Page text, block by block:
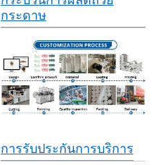
กระดาษ
การรับประกันการบริการ